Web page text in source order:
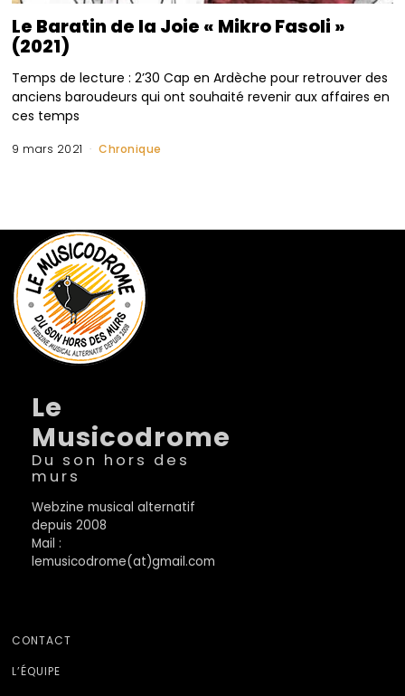
Le Baratin de la Joie « Mikro Fasoli »
(2021)
Temps de lecture : 2’30 Cap en Ardèche pour retrouver des
anciens baroudeurs qui ont souhaité revenir aux affaires en
ces temps
9 mars 2021 Chronique
Le
Musicodrome
Du son hors des
murs
Webzine musical alternatif
depuis 2008
Mail :
lemusicodrome(at)gmail.com
CONTACT
L’ÉQUIPE